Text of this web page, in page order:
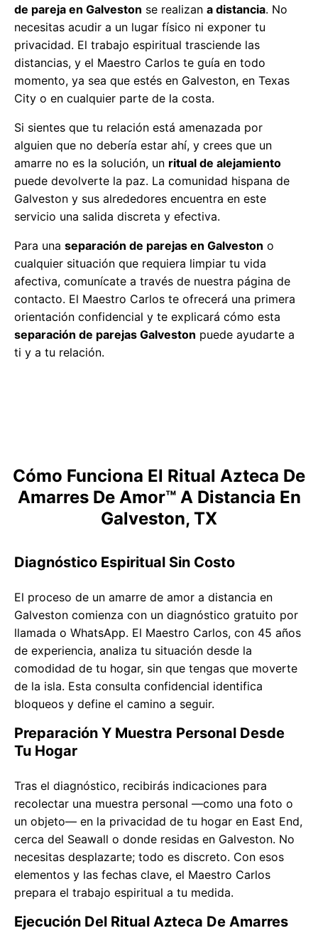
de pareja en Galveston se realizan a distancia. No
necesitas acudir a un lugar físico ni exponer tu
privacidad. El trabajo espiritual trasciende las
distancias, y el Maestro Carlos te guía en todo
momento, ya sea que estés en Galveston, en Texas
City o en cualquier parte de la costa.
Si sientes que tu relación está amenazada por
alguien que no debería estar ahí, y crees que un
amarre no es la solución, un ritual de alejamiento
puede devolverte la paz. La comunidad hispana de
Galveston y sus alrededores encuentra en este
servicio una salida discreta y efectiva.
Para una separación de parejas en Galveston o
cualquier situación que requiera limpiar tu vida
afectiva, comunícate a través de nuestra página de
contacto. El Maestro Carlos te ofrecerá una primera
orientación confidencial y te explicará cómo esta
separación de parejas Galveston puede ayudarte a
ti y a tu relación.
Cómo Funciona El Ritual Azteca De
Amarres De Amor™ A Distancia En
Galveston, TX
Diagnóstico Espiritual Sin Costo
El proceso de un amarre de amor a distancia en
Galveston comienza con un diagnóstico gratuito por
llamada o WhatsApp. El Maestro Carlos, con 45 años
de experiencia, analiza tu situación desde la
comodidad de tu hogar, sin que tengas que moverte
de la isla. Esta consulta confidencial identifica
bloqueos y define el camino a seguir.
Preparación Y Muestra Personal Desde
Tu Hogar
Tras el diagnóstico, recibirás indicaciones para
recolectar una muestra personal —como una foto o
un objeto— en la privacidad de tu hogar en East End,
cerca del Seawall o donde residas en Galveston. No
necesitas desplazarte; todo es discreto. Con esos
elementos y las fechas clave, el Maestro Carlos
prepara el trabajo espiritual a tu medida.
Ejecución Del Ritual Azteca De Amarres